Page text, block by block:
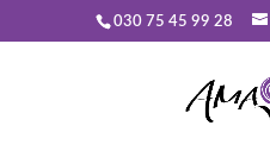
030 75 45 99 28